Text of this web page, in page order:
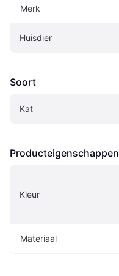
Merk
Huisdier
Soort
Kat
Producteigenschappen
Kleur
Materiaal